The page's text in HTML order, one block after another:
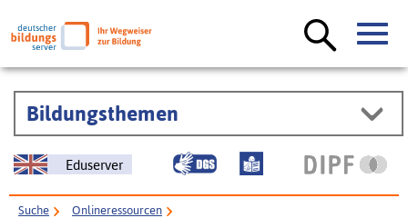
Bildungsthemen
Eduserver
Suche Onlineressourcen